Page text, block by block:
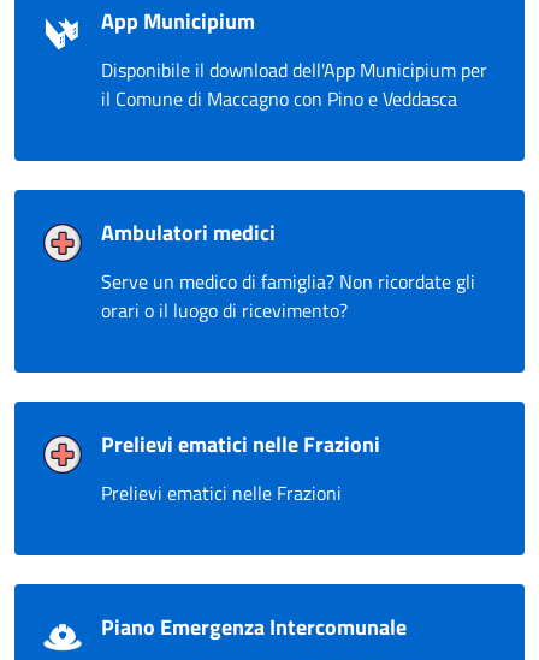
App Municipium
Disponibile il download dell'App Municipium per
il Comune di Maccagno con Pino e Veddasca
Ambulatori medici
Serve un medico di famiglia? Non ricordate gli
orari o il luogo di ricevimento?
Prelievi ematici nelle Frazioni
Prelievi ematici nelle Frazioni
Piano Emergenza Intercomunale